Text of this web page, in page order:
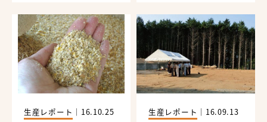
生産レポート ｜ 16.10.25 生産レポート ｜ 16.09.13